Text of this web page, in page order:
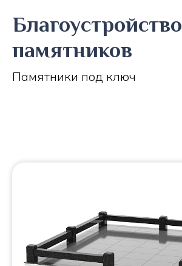
Благоустройство
памятников
Памятники под ключ